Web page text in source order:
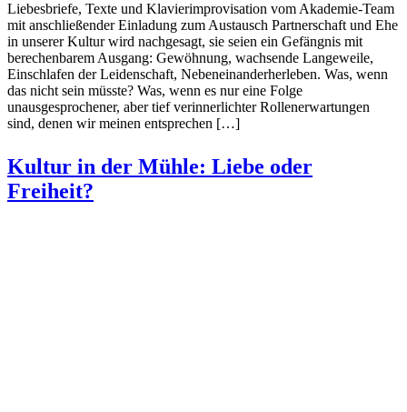
Liebesbriefe, Texte und Klavierimprovisation vom Akademie-Team
mit anschließender Einladung zum Austausch Partnerschaft und Ehe
in unserer Kultur wird nachgesagt, sie seien ein Gefängnis mit
berechenbarem Ausgang: Gewöhnung, wachsende Langeweile,
Einschlafen der Leidenschaft, Nebeneinanderherleben. Was, wenn
das nicht sein müsste? Was, wenn es nur eine Folge
unausgesprochener, aber tief verinnerlichter Rollenerwartungen
sind, denen wir meinen entsprechen […]
Kultur in der Mühle: Liebe oder
Freiheit?